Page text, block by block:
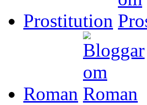
Prostitution
Roman